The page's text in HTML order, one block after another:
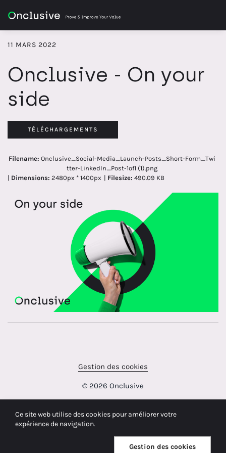
11 MARS 2022
Onclusive - On your
side
TÉLÉCHARGEMENTS
Filename: Onclusive_Social-Media_Launch-Posts_Short-Form_Twi
tter-LinkedIn_Post-1of1 (1).png
| Dimensions: 2480px * 1400px | Filesize: 490.09 KB
Gestion des cookies
© 2026 Onclusive
Ce site web utilise des cookies pour améliorer votre
expérience de navigation.
Gestion des cookies